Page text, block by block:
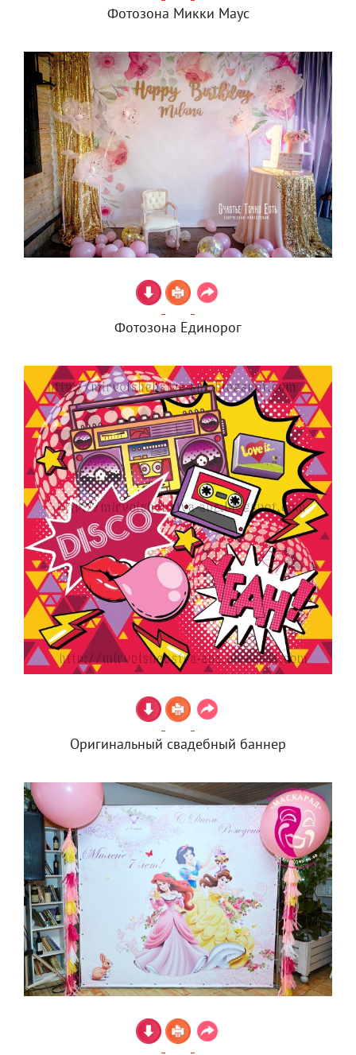
Фотозона Микки Маус
Фотозона Единорог
Оригинальный свадебный баннер